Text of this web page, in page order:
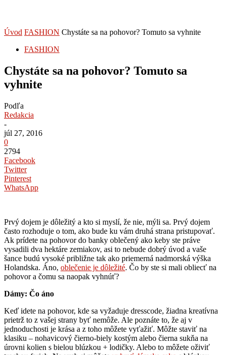
Úvod FASHION Chystáte sa na pohovor? Tomuto sa vyhnite
FASHION
Chystáte sa na pohovor? Tomuto sa
vyhnite
Podľa
Redakcia
-
júl 27, 2016
0
2794
Facebook
Twitter
Pinterest
WhatsApp
Prvý dojem je dôležitý a kto si myslí, že nie, mýli sa. Prvý dojem
často rozhoduje o tom, ako bude ku vám druhá strana pristupovať.
Ak prídete na pohovor do banky oblečený ako keby ste práve
vysadili dva hektáre zemiakov, asi to nebude dobrý úvod a vaše
šance budú vysoké približne tak ako priemerná nadmorská výška
Holandska. Áno, oblečenie je dôležité. Čo by ste si mali obliecť na
pohovor a čomu sa naopak vyhnúť?
Dámy: Čo áno
Keď idete na pohovor, kde sa vyžaduje dresscode, žiadna kreatívna
prietrž to z vašej strany byť nemôže. Ale poznáte to, že aj v
jednoduchosti je krása a z toho môžete vyťažiť. Môžte staviť na
klasiku – nohavicový čierno-biely kostým alebo čierna sukňa na
úrovni kolien s bielou blúzkou + lodičky. Alebo to môžete oživiť